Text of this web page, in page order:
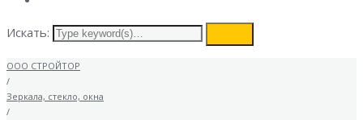
Искать:
ООО СТРОЙТОР
/
Зеркала, стекло, окна
/